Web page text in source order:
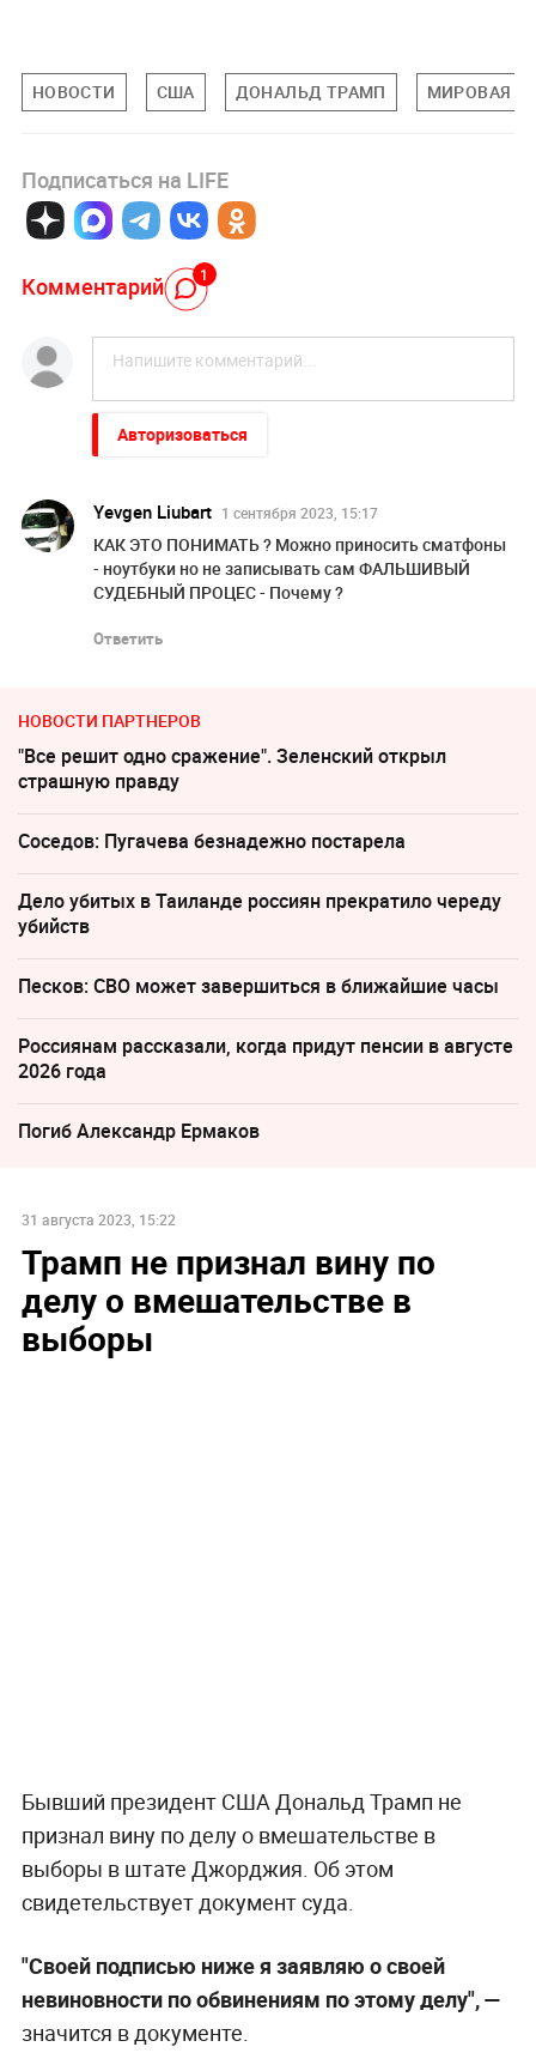
НОВОСТИ США ДОНАЛЬД ТРАМП МИРОВАЯ
Подписаться на LIFE
Комментарий 1
Авторизоваться
Yevgen Liubart 1 сентября 2023, 15:17
КАК ЭТО ПОНИМАТЬ ? Можно приносить сматфоны
- ноутбуки но не записывать сам ФАЛЬШИВЫЙ
СУДЕБНЫЙ ПРОЦЕС - Почему ?
Ответить
НОВОСТИ ПАРТНЕРОВ
"Все решит одно сражение". Зеленский открыл
страшную правду
Соседов: Пугачева безнадежно постарела
Дело убитых в Таиланде россиян прекратило череду
убийств
Песков: СВО может завершиться в ближайшие часы
Россиянам рассказали, когда придут пенсии в августе
2026 года
Погиб Александр Ермаков
31 августа 2023, 15:22
Трамп не признал вину по
делу о вмешательстве в
выборы
Бывший президент США Дональд Трамп не
признал вину по делу о вмешательстве в
выборы в штате Джорджия. Об этом
свидетельствует документ суда.
"Своей подписью ниже я заявляю о своей
невиновности по обвинениям по этому делу", —
значится в документе.